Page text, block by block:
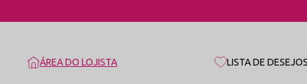
ÁREA DO LOJISTA LISTA DE DESEJOS